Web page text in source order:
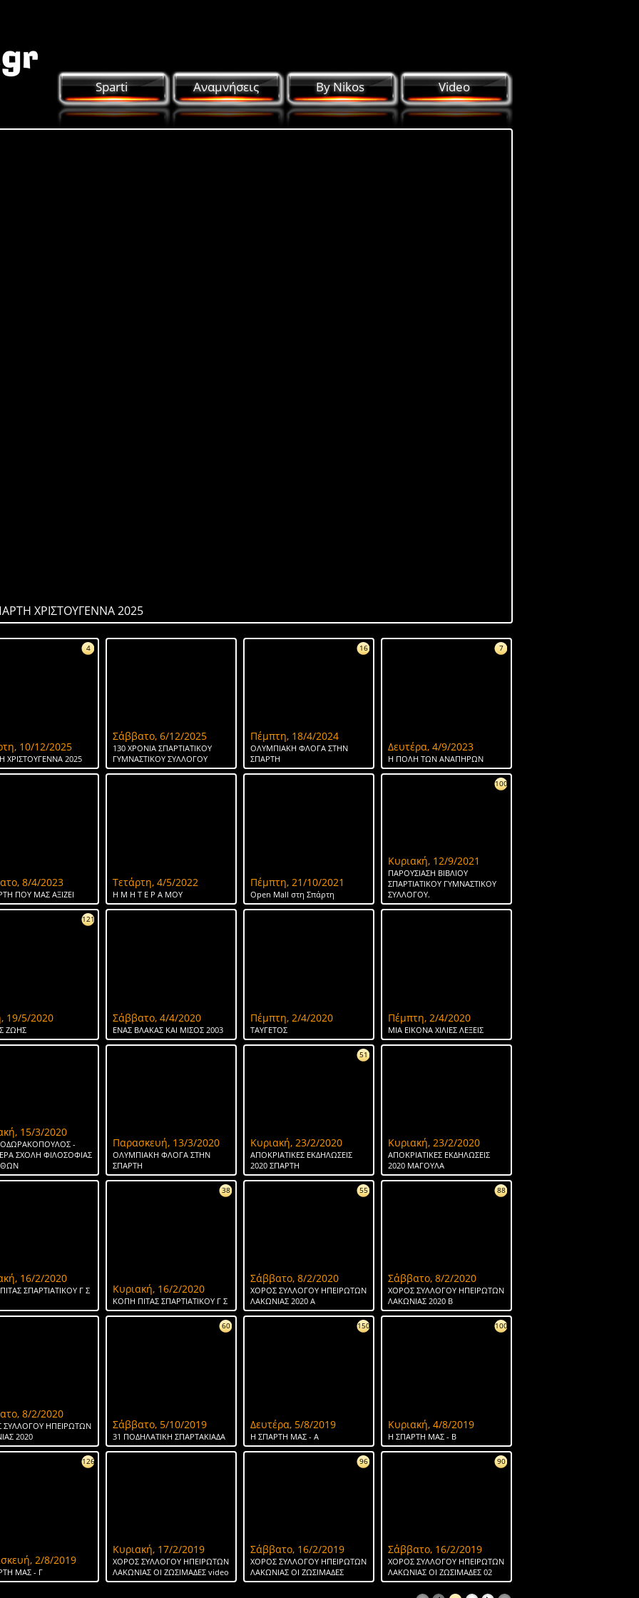
Sparti Αναμνήσεις By Nikos Video
ΧΡΙΣΤΟΥΓΕΝΝΑ 2025
4
10/12/2025
ΧΡΙΣΤΟΥΓΕΝΝΑ 2025
Σάββατο, 6/12/2025
130 ΧΡΟΝΙΑ ΣΠΑΡΤΙΑΤΙΚΟΥ
ΓΥΜΝΑΣΤΙΚΟΥ ΣΥΛΛΟΓΟΥ
16
Πέμπτη, 18/4/2024
ΟΛΥΜΠΙΑΚΗ ΦΛΟΓΑ ΣΤΗΝ
ΣΠΑΡΤΗ
7
Δευτέρα, 4/9/2023
Η ΠΟΛΗ ΤΩΝ ΑΝΑΠΗΡΩΝ
8/4/2023
ΠΟΥ ΜΑΣ ΑΞΙΖΕΙ
Τετάρτη, 4/5/2022
Η Μ Η Τ Ε Ρ Α ΜΟΥ
Πέμπτη, 21/10/2021
Open Mall στη Σπάρτη
100
Κυριακή, 12/9/2021
ΠΑΡΟΥΣΙΑΣΗ ΒΙΒΛΙΟΥ
ΣΠΑΡΤΙΑΤΙΚΟΥ ΓΥΜΝΑΣΤΙΚΟΥ
ΣΥΛΛΟΓΟΥ.
121
19/5/2020
ΖΩΗΣ
Σάββατο, 4/4/2020
ΕΝΑΣ ΒΛΑΚΑΣ ΚΑΙ ΜΙΣΟΣ 2003
Πέμπτη, 2/4/2020
ΤΑΥΓΕΤΟΣ
Πέμπτη, 2/4/2020
ΜΙΑ ΕΙΚΟΝΑ ΧΙΛΙΕΣ ΛΕΞΕΙΣ
15/3/2020
-
ΣΧΟΛΗ ΦΙΛΟΣΟΦΙΑΣ
Παρασκευή, 13/3/2020
ΟΛΥΜΠΙΑΚΗ ΦΛΟΓΑ ΣΤΗΝ
ΣΠΑΡΤΗ
51
Κυριακή, 23/2/2020
ΑΠΟΚΡΙΑΤΙΚΕΣ ΕΚΔΗΛΩΣΕΙΣ
2020 ΣΠΑΡΤΗ
Κυριακή, 23/2/2020
ΑΠΟΚΡΙΑΤΙΚΕΣ ΕΚΔΗΛΩΣΕΙΣ
2020 ΜΑΓΟΥΛΑ
16/2/2020
ΣΠΑΡΤΙΑΤΙΚΟΥ Γ Σ
38
Κυριακή, 16/2/2020
ΚΟΠΗ ΠΙΤΑΣ ΣΠΑΡΤΙΑΤΙΚΟΥ Γ Σ
55
Σάββατο, 8/2/2020
ΧΟΡΟΣ ΣΥΛΛΟΓΟΥ ΗΠΕΙΡΩΤΩΝ
ΛΑΚΩΝΙΑΣ 2020 Α
88
Σάββατο, 8/2/2020
ΧΟΡΟΣ ΣΥΛΛΟΓΟΥ ΗΠΕΙΡΩΤΩΝ
ΛΑΚΩΝΙΑΣ 2020 Β
8/2/2020
ΣΥΛΛΟΓΟΥ ΗΠΕΙΡΩΤΩΝ
2020
60
Σάββατο, 5/10/2019
31 ΠΟΔΗΛΑΤΙΚΗ ΣΠΑΡΤΑΚΙΑΔΑ
150
Δευτέρα, 5/8/2019
H ΣΠΑΡΤΗ ΜΑΣ - Α
100
Κυριακή, 4/8/2019
H ΣΠΑΡΤΗ ΜΑΣ - Β
126
2/8/2019
ΜΑΣ - Γ
Κυριακή, 17/2/2019
ΧΟΡΟΣ ΣΥΛΛΟΓΟΥ ΗΠΕΙΡΩΤΩΝ
ΛΑΚΩΝΙΑΣ ΟΙ ΖΩΣΙΜΑΔΕΣ video
96
Σάββατο, 16/2/2019
ΧΟΡΟΣ ΣΥΛΛΟΓΟΥ ΗΠΕΙΡΩΤΩΝ
ΛΑΚΩΝΙΑΣ ΟΙ ΖΩΣΙΜΑΔΕΣ
90
Σάββατο, 16/2/2019
ΧΟΡΟΣ ΣΥΛΛΟΓΟΥ ΗΠΕΙΡΩΤΩΝ
ΛΑΚΩΝΙΑΣ ΟΙ ΖΩΣΙΜΑΔΕΣ 02